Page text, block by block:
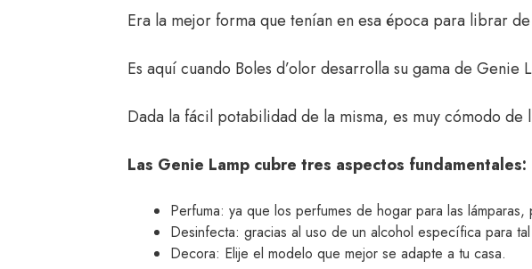
Era la mejor forma que tenían en esa época para librar
Es aquí cuando Boles d’olor desarrolla su gama de
Dada la fácil potabilidad de la misma, es muy cómodo
Las Genie Lamp cubre tres aspectos fundamentales:
Perfuma: ya que los perfumes de hogar para las
Desinfecta: gracias al uso de un alcohol específica para
Decora: Elije el modelo que mejor se adapte a tu casa.